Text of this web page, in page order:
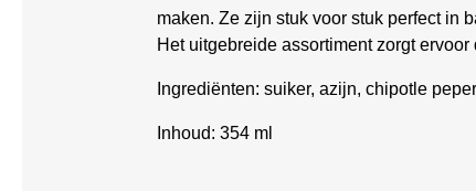
maken. Ze zijn stuk voor stuk perfect in
Het uitgebreide assortiment zorgt
Ingrediënten: suiker, azijn, chipotle
Inhoud: 354 ml